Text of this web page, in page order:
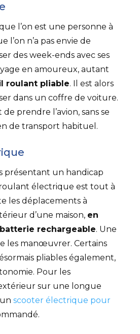
l’on est une personne à
l’on n’a pas envie de
des week-ends avec ses
en amoureux, autant
roulant pliable. Il est alors
dans un coffre de voiture.
prendre l’avion, sans se
de transport habituel.
présentant un handicap
électrique est tout à
les déplacements à
d’une maison, en
rechargeable. Une
les manœuvrer. Certains
pliables également,
Pour les
sur une longue
scooter électrique pour